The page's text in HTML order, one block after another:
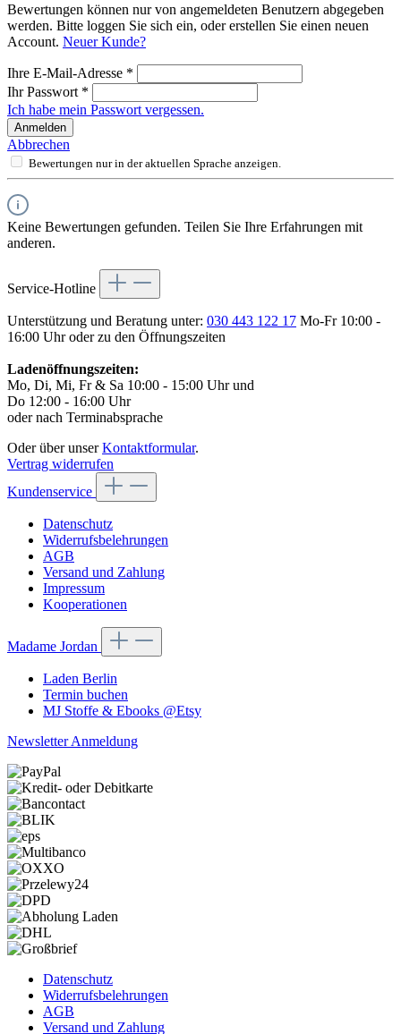
Bewertungen können nur von angemeldeten Benutzern abgegeben
werden. Bitte loggen Sie sich ein, oder erstellen Sie einen neuen
Account. Neuer Kunde?
Ihre E-Mail-Adresse *
Ihr Passwort *
Ich habe mein Passwort vergessen.
Anmelden
Abbrechen
Bewertungen nur in der aktuellen Sprache anzeigen.
Keine Bewertungen gefunden. Teilen Sie Ihre Erfahrungen mit
anderen.
Service-Hotline
Unterstützung und Beratung unter: 030 443 122 17 Mo-Fr 10:00 -
16:00 Uhr oder zu den Öffnungszeiten
Ladenöffnungszeiten:
Mo, Di, Mi, Fr & Sa 10:00 - 15:00 Uhr und
Do 12:00 - 16:00 Uhr
oder nach Terminabsprache
Oder über unserKontaktformular.
Vertrag widerrufen
Kundenservice
Datenschutz
Widerrufsbelehrungen
AGB
Versand und Zahlung
Impressum
Kooperationen
Madame Jordan
Laden Berlin
Termin buchen
MJ Stoffe & Ebooks @Etsy
Newsletter Anmeldung
Datenschutz
Widerrufsbelehrungen
AGB
Versand und Zahlung